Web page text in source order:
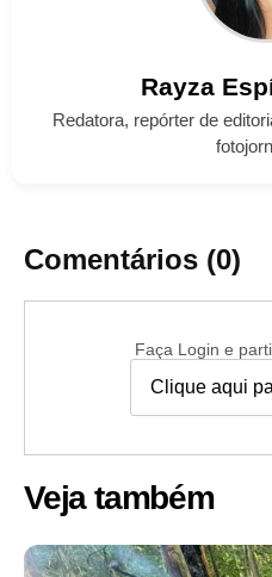
Rayza
Redatora, repórter de
Comentários (0)
Faça Login e
Clique aqui
Veja também